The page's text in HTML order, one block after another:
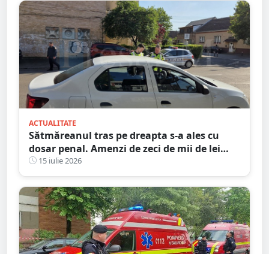
ACTUALITATE
Sătmăreanul tras pe dreapta s-a ales cu
dosar penal. Amenzi de zeci de mii de lei
date ieri de polițiști
15 iulie 2026